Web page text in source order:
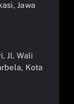
Jawa
Jl. Wali
Kota